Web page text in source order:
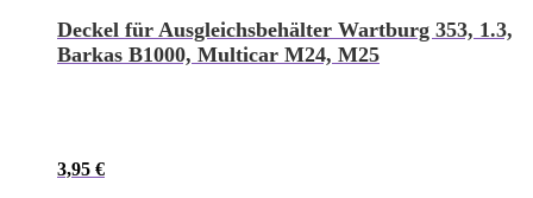
Deckel für Ausgleichsbehälter Wartburg 353, 1.3,
Barkas B1000, Multicar M24, M25
3,95 €